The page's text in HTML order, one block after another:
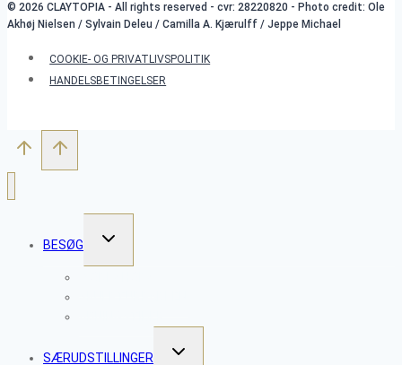
© 2026 CLAYTOPIA - All rights reserved - cvr: 28220820 - Photo credit: Ole
Akhøj Nielsen / Sylvain Deleu / Camilla A. Kjærulff / Jeppe Michael
COOKIE- OG PRIVATLIVSPOLITIK
HANDELSBETINGELSER
BESØG
SKIFT
SÆRUDSTILLINGER
SKIFT